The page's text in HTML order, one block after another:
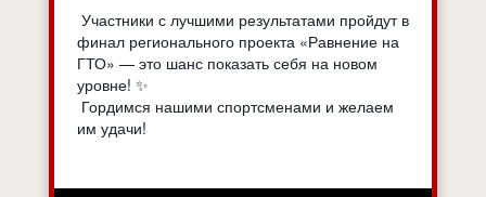
Участники с лучшими результатами пройдут в
финал регионального проекта «Равнение на
ГТО» — это шанс показать себя на новом
уровне! ✨
Гордимся нашими спортсменами и желаем
им удачи!